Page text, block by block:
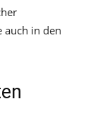
auch in den